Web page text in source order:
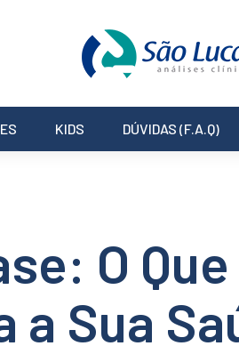
KIDS DÚVIDAS (F.A.Q)
O Que
Sua